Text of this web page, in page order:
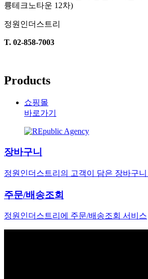
륭테크노타운 12차)
정원인더스트리
T. 02-858-7003
Products
쇼핑몰
바로가기
장바구니
정원인더스트리의 고객이 담은 장바구니
주문/배송조회
정원인더스트리에 주문/배송조회 서비스